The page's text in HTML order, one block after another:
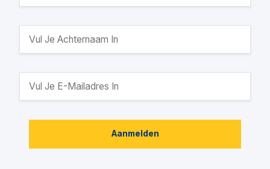
Aanmelden